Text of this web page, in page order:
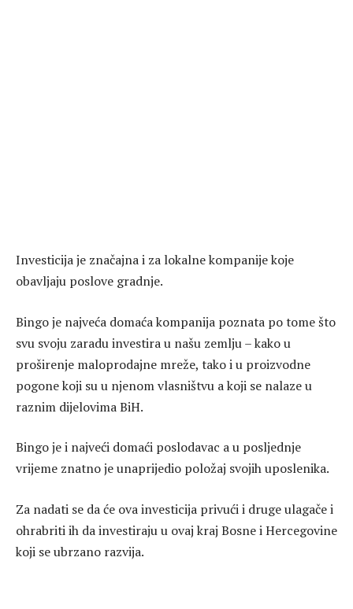
Investicija je značajna i za lokalne kompanije koje
obavljaju poslove gradnje.
Bingo je najveća domaća kompanija poznata po tome što
svu svoju zaradu investira u našu zemlju – kako u
proširenje maloprodajne mreže, tako i u proizvodne
pogone koji su u njenom vlasništvu a koji se nalaze u
raznim dijelovima BiH.
Bingo je i najveći domaći poslodavac a u posljednje
vrijeme znatno je unaprijedio položaj svojih uposlenika.
Za nadati se da će ova investicija privući i druge ulagače i
ohrabriti ih da investiraju u ovaj kraj Bosne i Hercegovine
koji se ubrzano razvija.